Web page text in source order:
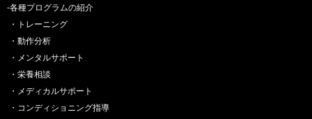
-各種プログラムの紹介
・トレーニング
・動作分析
・メンタルサポート
・栄養相談
・メディカルサポート
・コンディショニング指導